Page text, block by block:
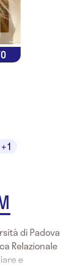
+1
di Padova
Relazionale
e